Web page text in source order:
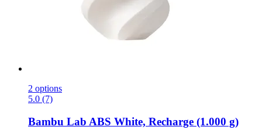
2 options
5.0 (7)
Bambu Lab ABS White, Recharge (1.000 g)